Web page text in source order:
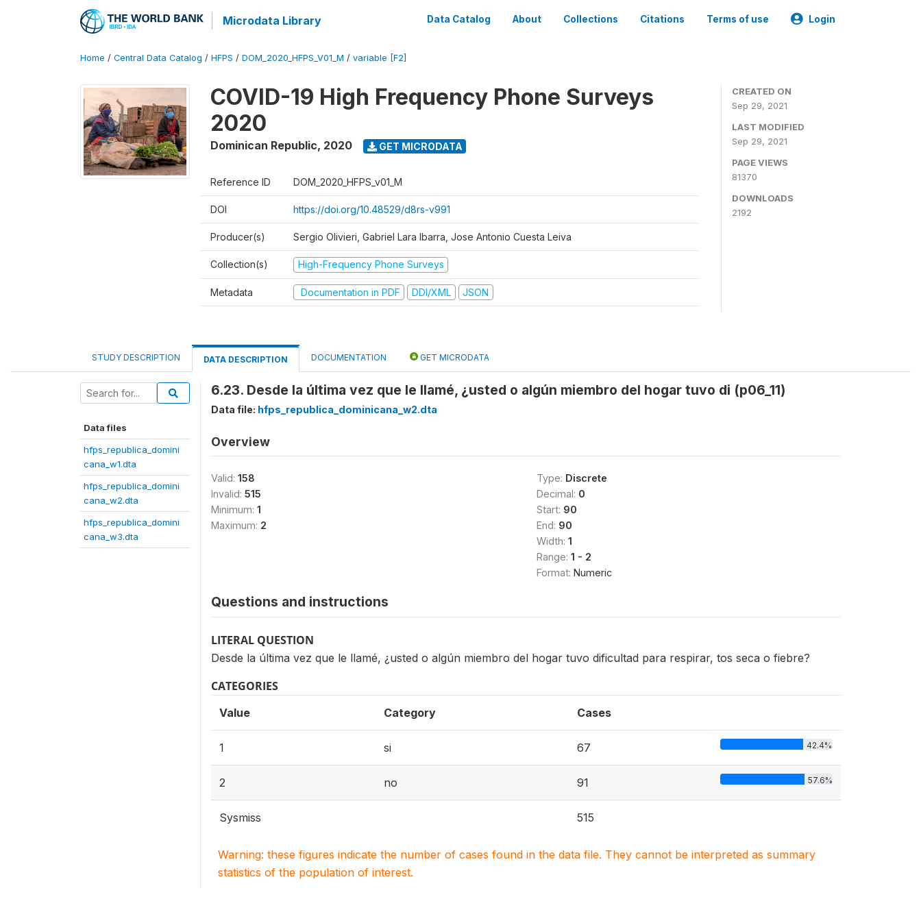
Microdata Library Data Catalog About Collections Citations Terms of use Login
Home / Central Data Catalog / HFPS / DOM_2020_HFPS_V01_M / variable [F2]
COVID-19 High Frequency Phone Surveys
2020
Dominican Republic, 2020 GET MICRODATA
Reference ID DOM_2020_HFPS_v01_M
DOI https://doi.org/10.48529/d8rs-v991
Producer(s) Sergio Olivieri, Gabriel Lara Ibarra, Jose Antonio Cuesta Leiva
Collection(s) High-Frequency Phone Surveys
Metadata Documentation in PDF DDI/XML JSON
CREATED ON
Sep 29, 2021
LAST MODIFIED
Sep 29, 2021
PAGE VIEWS
81370
DOWNLOADS
2192
STUDY DESCRIPTION DATA DESCRIPTION DOCUMENTATION GET MICRODATA
Data files
hfps_republica_domini
cana_w1.dta
hfps_republica_domini
cana_w2.dta
hfps_republica_domini
cana_w3.dta
6.23. Desde la última vez que le llamé, ¿usted o algún miembro del hogar tuvo di (p06_11)
Data file: hfps_republica_dominicana_w2.dta
Overview
Valid: 158
Invalid: 515
Minimum: 1
Maximum: 2
Type: Discrete
Decimal: 0
Start: 90
End: 90
Width: 1
Range: 1 - 2
Format: Numeric
Questions and instructions
LITERAL QUESTION
Desde la última vez que le llamé, ¿usted o algún miembro del hogar tuvo dificultad para respirar, tos seca o fiebre?
CATEGORIES
Value Category Cases
1 si 67 42.4%
2 no 91 57.6%
Sysmiss 515
Warning: these figures indicate the number of cases found in the data file. They cannot be interpreted as summary
statistics of the population of interest.